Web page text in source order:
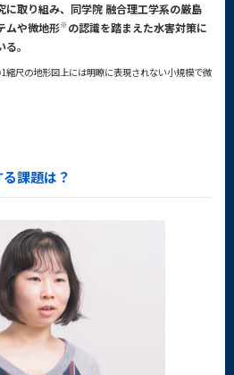
に取り組み、同学院 融合理工学系の厳島
ムや微地形※の認識を踏まえた水害対策に
。
尺の地形図上には明瞭に表現されない小規模で微
課題は？